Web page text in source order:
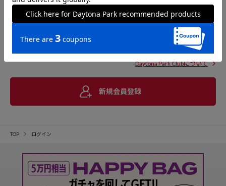
Daytona Park Clubについて
新規会員登録
TOP ログイン